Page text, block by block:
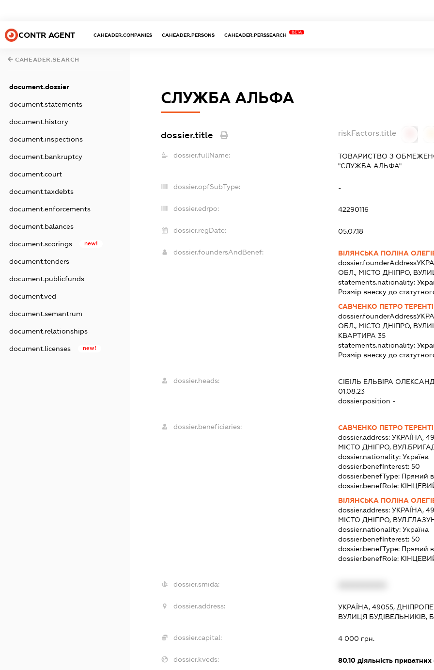
CONTR AGENT CAHEADER.COMPANIES CAHEADER.PERSONS CAHEADER.PERSSEARCH
BETA
CAHEADER.SEARCH
document.dossier
document.statements
document.history
document.inspections
document.bankruptcy
document.court
document.taxdebts
document.enforcements
document.balances
document.scorings new!
document.tenders
document.publicfunds
document.ved
document.semantrum
document.relationships
document.licenses new!
СЛУЖБА АЛЬФА
dossier.title riskFactors.title
dossier.fullName:
ТОВАРИСТВО З
"СЛУЖБА АЛЬФА"
dossier.opfSubType: -
dossier.edrpo: 42290116
dossier.regDate: 05.07.18
dossier.foundersAndBenef:
ВІЛЯНСЬКА ПОЛІНА
dossier.founderAddress
ОБЛ., МІСТО ДНІПРО,
statements.nationality:
Розмір внеску до
САВЧЕНКО ПЕТРО
dossier.founderAddress
ОБЛ., МІСТО ДНІПРО,
КВАРТИРА 35
statements.nationality:
Розмір внеску до
dossier.heads: СІБІЛЬ ЕЛЬВІРА
01.08.23
dossier.position -
dossier.beneficiaries:
САВЧЕНКО ПЕТРО
dossier.address:УКРАЇНА,
МІСТО ДНІПРО,
dossier.nationality:Україна
dossier.benefInterest:50
dossier.benefType: Прямий
dossier.benefRole:
ВІЛЯНСЬКА ПОЛІНА
dossier.address:УКРАЇНА,
МІСТО ДНІПРО,
dossier.nationality:Україна
dossier.benefInterest:50
dossier.benefType: Прямий
dossier.benefRole:
dossier.smida:
dossier.address:
УКРАЇНА, 49055,
ВУЛИЦЯ БУДІВЕЛЬНИКІВ,
dossier.capital: 4 000 грн.
dossier.kveds: 80.10 діяльність